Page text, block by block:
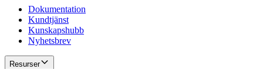
Dokumentation
Kundtjänst
Kunskapshubb
Nyhetsbrev
Resurser